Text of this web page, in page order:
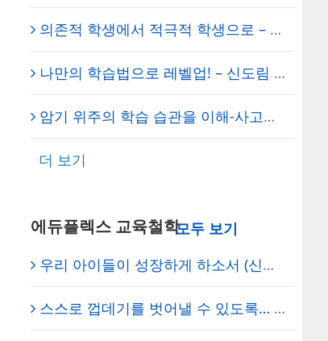
의존적 학생에서 적극적 학생으로 – 신도림 에듀플렉스 에듀코치 개별지도
나만의 학습법으로 레벨업! – 신도림 에듀플렉스 영림중2 신수인 학생 담임 매니저
암기 위주의 학습 습관을 이해-사고와 오답 중심 학습으로 전환 – 신도림 에듀플렉스 에듀코치 개별지도
더 보기
에듀플렉스 교육철학
우리 아이들이 성장하게 하소서 (신도림 에듀플렉스) – 원장의 기도
스스로 껍데기를 벗어낼 수 있도록… – 에듀플렉스 신도림 대표원장 채석